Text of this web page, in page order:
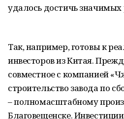
удалось достичь значимых
Так, например, готовы к
инвесторов из Китая.
совместное с компанией
строительство завода по
– полномасштабному
Благовещенске.